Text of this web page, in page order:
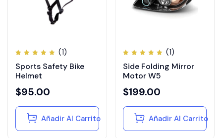
con
5.00
5
(1)
Sports Safety Bike
Helmet
$95.00
Añadir Al Carrito
con
5
(1)
Side Folding Mirror
Motor W5
$199.00
Añadir Al Carrito